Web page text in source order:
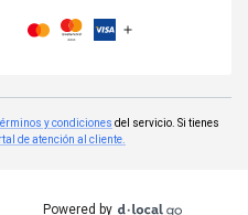
y condiciones del servicio. Si tienes
de atención al cliente.
Powered by